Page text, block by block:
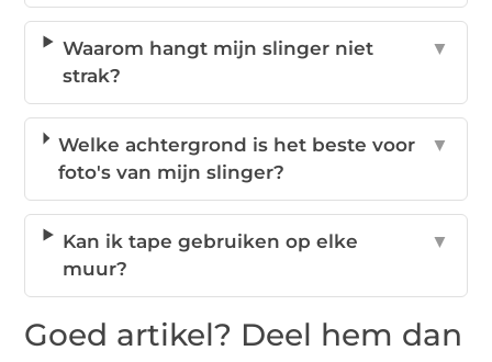
Waarom hangt mijn slinger niet
strak?
▼
Welke achtergrond is het beste voor
foto's van mijn slinger?
▼
Kan ik tape gebruiken op elke
muur?
▼
Goed artikel? Deel hem dan